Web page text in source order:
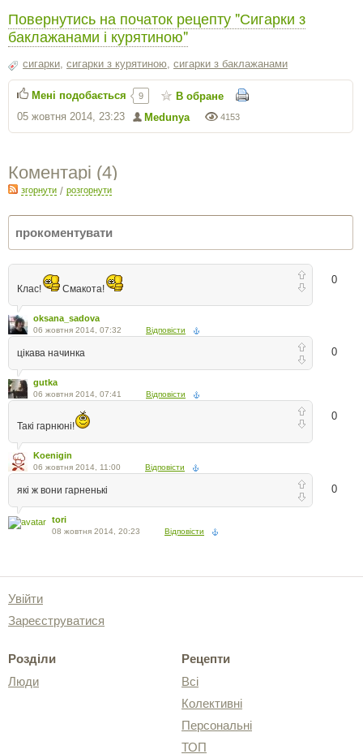
Повернутись на початок рецепту "Сигарки з
баклажанами і курятиною"
сигарки, сигарки з курятиною, сигарки з баклажанами
4153
Medunya
05 жовтня 2014, 23:23
Мені подобається 9 В обране
Коментарі (4)
згорнути / розгорнути
0
Клас! Смакота!
oksana_sadova
06 жовтня 2014, 07:32 Відповісти
0
цікава начинка
gutka
06 жовтня 2014, 07:41 Відповісти
0
Такі гарнюні!
Koenigin
06 жовтня 2014, 11:00 Відповісти
0
які ж вони гарненькі
tori
08 жовтня 2014, 20:23 Відповісти
Увійти
Зареєструватися
Розділи
Люди
Рецепти
Всі
Колективні
Персональні
ТОП